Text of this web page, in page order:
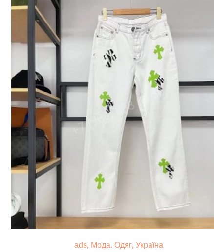
ads, Мода. Одяг,Україна